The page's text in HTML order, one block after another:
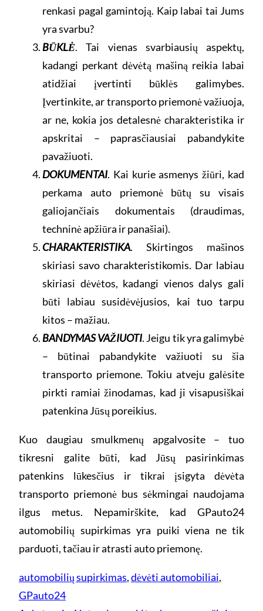
renkasi pagal gamintoją. Kaip labai tai Jums
yra svarbu?
BŪKLĖ. Tai vienas svarbiausių aspektų,
kadangi perkant dėvėtą mašiną reikia labai
atidžiai įvertinti būklės galimybes.
Įvertinkite, ar transporto priemonė važiuoja,
ar ne, kokia jos detalesnė charakteristika ir
apskritai – paprasčiausiai pabandykite
pavažiuoti.
DOKUMENTAI. Kai kurie asmenys žiūri, kad
perkama auto priemonė būtų su visais
galiojančiais dokumentais (draudimas,
techninė apžiūra ir panašiai).
CHARAKTERISTIKA. Skirtingos mašinos
skiriasi savo charakteristikomis. Dar labiau
skiriasi dėvėtos, kadangi vienos dalys gali
būti labiau susidėvėjusios, kai tuo tarpu
kitos – mažiau.
BANDYMAS VAŽIUOTI. Jeigu tik yra galimybė
– būtinai pabandykite važiuoti su šia
transporto priemone. Tokiu atveju galėsite
pirkti ramiai žinodamas, kad ji visapusiškai
patenkina Jūsų poreikius.
Kuo daugiau smulkmenų apgalvosite – tuo
tikresni galite būti, kad Jūsų pasirinkimas
patenkins lūkesčius ir tikrai įsigyta dėvėta
transporto priemonė bus sėkmingai naudojama
ilgus metus. Nepamirškite, kad GPauto24
automobilių supirkimas yra puiki viena ne tik
parduoti, tačiau ir atrasti auto priemonę.
automobilių supirkimas, dėvėti automobiliai
GPauto24